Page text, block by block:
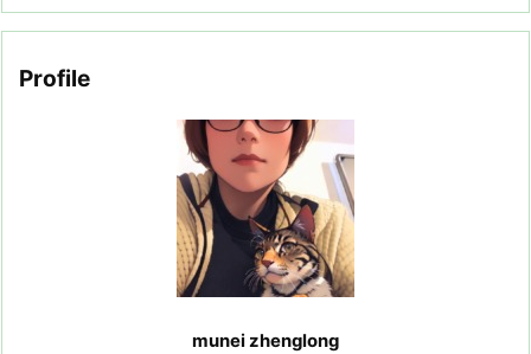
Profile
munei zhenglong